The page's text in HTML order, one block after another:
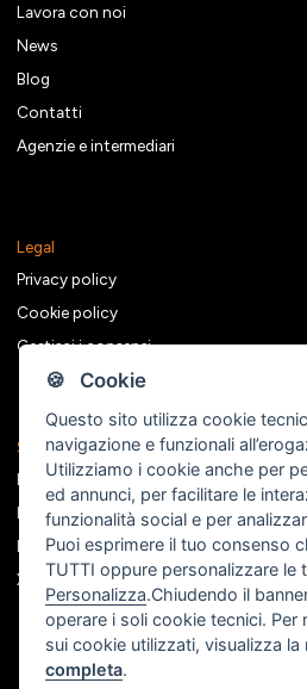
🍪 Cookie
Questo sito utilizza cookie
navigazione e funzionali
Utilizziamo i cookie anche per
ed annunci, per facilitare le
funzionalità social e per
Puoi esprimere il tuo consenso
TUTTI oppure personalizzare le
Personalizza.Chiudendo il
operare i soli cookie tecnici. Per
sui cookie utilizzati, visualizza
completa.
Lavora con noi
News
Blog
Contatti
Agenzie e intermediari
Legal
Privacy policy
Cookie policy
Gestisci i consensi
Seguici sui social
Facebook
Instagram
Linkedin
X